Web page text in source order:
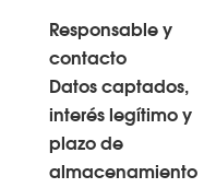
Responsable y
contacto
Datos captados,
interés legítimo y
plazo de
almacenamiento